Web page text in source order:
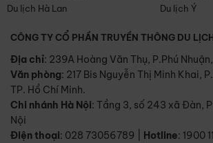
Du lịch Hà Lan
Du lịch Ý
CÔNG TY CỔ PHẦN TRUYỀN THÔNG DU
Địa chỉ: 239A Hoàng Văn Thụ, P.Phú
Văn phòng: 217 Bis Nguyễn Thị Minh Khai,
TP. Hồ Chí Minh.
Chi nhánh Hà Nội: Tầng 3, số 243 xã Đàn,
Nội
Điện thoại: 028 73056789 Hotline: 1900